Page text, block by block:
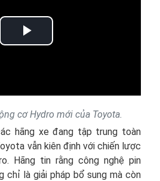
Play
cơ Hydro mới của Toyota.
hãng xe đang tập trung toàn
vẫn kiên định với chiến lược
Hãng tin rằng công nghệ pin
chỉ là giải pháp bổ sung mà còn